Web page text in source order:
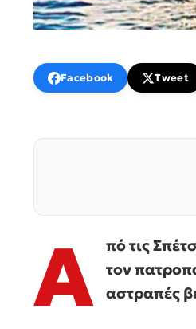
Facebook Tweet
Α
πό τις
τον
αστραπές